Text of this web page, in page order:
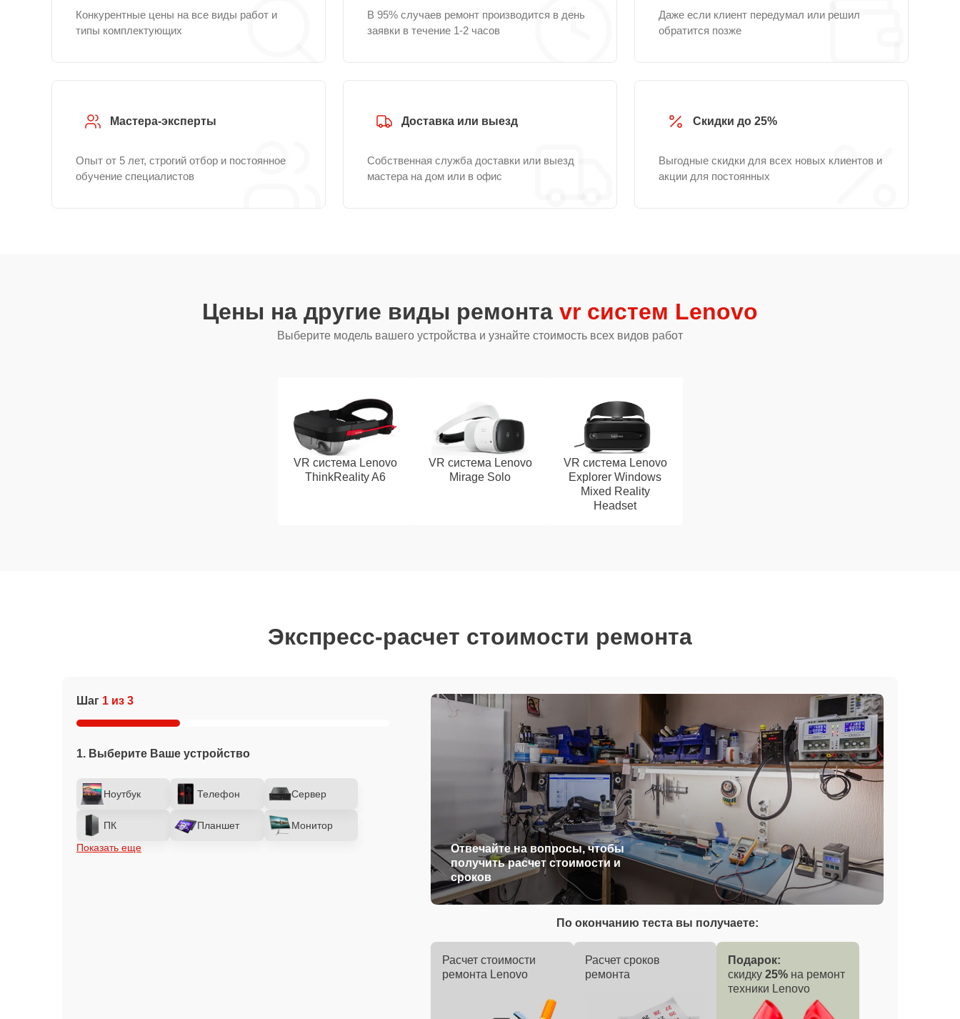
Конкурентные цены на все виды работ и
типы комплектующих
В 95% случаев ремонт производится в день
заявки в течение 1-2 часов
Даже если клиент передумал или решил
обратится позже
Мастера-эксперты
Опыт от 5 лет, строгий отбор и постоянное
обучение специалистов
Доставка или выезд
Собственная служба доставки или выезд
мастера на дом или в офис
Скидки до 25%
Выгодные скидки для всех новых клиентов и
акции для постоянных
Цены на другие виды ремонта vr систем Lenovo
Выберите модель вашего устройства и узнайте стоимость всех видов работ
VR система Lenovo
ThinkReality A6
VR система Lenovo
Mirage Solo
VR система Lenovo
Explorer Windows
Mixed Reality
Headset
Экспресс-расчет стоимости ремонта
Шаг 1 из 3
1. Выберите Ваше устройство
Ноутбук Телефон Сервер
ПК Планшет
Монитор
Показать еще
Отвечайте на вопросы, чтобы
получить расчет стоимости и
сроков
По окончанию теста вы получаете:
Расчет стоимости
ремонта Lenovo
Расчет сроков
ремонта
Подарок:
скидку 25% на ремонт
техники Lenovo